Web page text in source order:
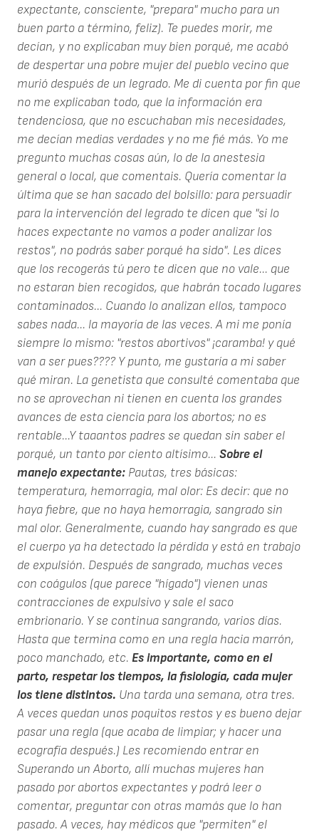
expectante, consciente, "prepara" mucho para un
buen parto a término, feliz). Te puedes morir, me
decían, y no explicaban muy bien porqué, me acabó
de despertar una pobre mujer del pueblo vecino que
murió después de un legrado. Me di cuenta por fin que
no me explicaban todo, que la información era
tendenciosa, que no escuchaban mis necesidades,
me decían medias verdades y no me fié más. Yo me
pregunto muchas cosas aún, lo de la anestesia
general o local, que comentais. Quería comentar la
última que se han sacado del bolsillo: para persuadir
para la intervención del legrado te dicen que "si lo
haces expectante no vamos a poder analizar los
restos", no podrás saber porqué ha sido". Les dices
que los recogerás tú pero te dicen que no vale... que
no estaran bien recogidos, que habrán tocado lugares
contaminados... Cuando lo analizan ellos, tampoco
sabes nada... la mayoría de las veces. A mi me ponía
siempre lo mismo: "restos abortivos" ¡caramba! y qué
van a ser pues???? Y punto, me gustaría a mi saber
qué miran. La genetista que consulté comentaba que
no se aprovechan ni tienen en cuenta los grandes
avances de esta ciencia para los abortos; no es
rentable...Y taaantos padres se quedan sin saber el
porqué, un tanto por ciento altísimo... Sobre el
manejo expectante: Pautas, tres básicas:
temperatura, hemorragia, mal olor: Es decir: que no
haya fiebre, que no haya hemorragia, sangrado sin
mal olor. Generalmente, cuando hay sangrado es que
el cuerpo ya ha detectado la pérdida y está en trabajo
de expulsión. Después de sangrado, muchas veces
con coágulos (que parece "hígado") vienen unas
contracciones de expulsivo y sale el saco
embrionario. Y se continua sangrando, varios días.
Hasta que termina como en una regla hacia marrón,
poco manchado, etc. Es importante, como en el
parto, respetar los tiempos, la fisiología, cada mujer
los tiene distintos. Una tarda una semana, otra tres.
A veces quedan unos poquitos restos y es bueno dejar
pasar una regla (que acaba de limpiar; y hacer una
ecografía después.) Les recomiendo entrar en
Superando un Aborto, allí muchas mujeres han
pasado por abortos expectantes y podrá leer o
comentar, preguntar con otras mamás que lo han
pasado. A veces, hay médicos que "permiten" el